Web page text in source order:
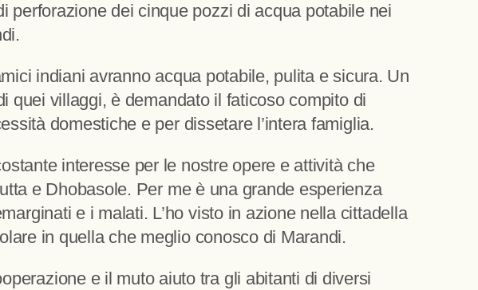
dei cinque pozzi di acqua potabile nei
indiani avranno acqua potabile, pulita e sicura. Un
quei villaggi, è demandato il faticoso compito di
domestiche e per dissetare l’intera famiglia.
interesse per le nostre opere e attività che
e Dhobasole. Per me è una grande esperienza
e i malati. L’ho visto in azione nella cittadella
in quella che meglio conosco di Marandi.
e il muto aiuto tra gli abitanti di diversi